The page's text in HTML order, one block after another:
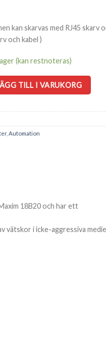
kan skarvas med RJ45 skarv
och kabel )
(kan restnoteras)
till TS 125 mängd
TILL I VARUKORG
, Automation
18B20 och har ett
vätskor i icke-aggressiva